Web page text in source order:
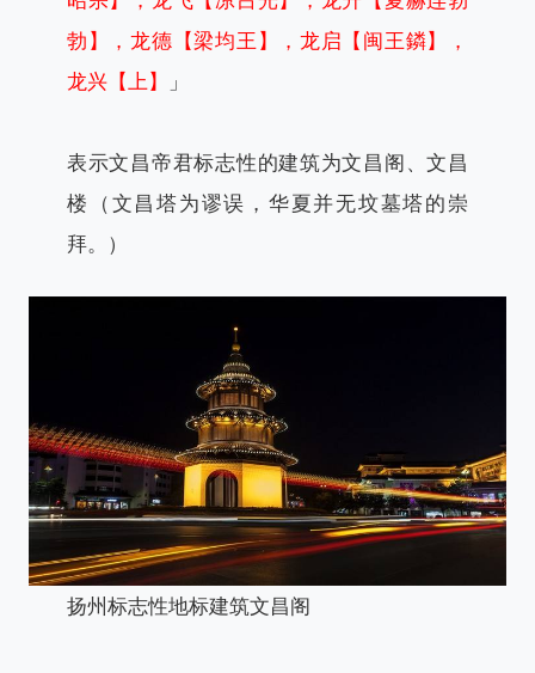
勃】，龙德【梁均王】，龙启【闽王鏻】，
龙兴【上】
」
表示文昌帝君标志性的建筑为文昌阁、文昌
楼（文昌塔为谬误，华夏并无坟墓塔的崇
拜。）
扬州标志性地标建筑文昌阁